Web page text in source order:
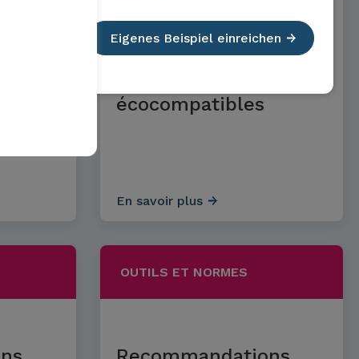
Eigenes Beispiel einreichen
Transparence des
écocompatibles
En savoir plus
OUTILS ET NORMES